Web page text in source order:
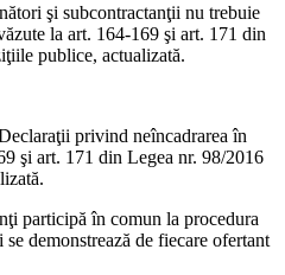
şi subcontractanţii nu trebuie
la art. 164-169 şi art. 171 din
publice, actualizată.
privind neîncadrarea în
şi art. 171 din Legea nr. 98/2016
participă în comun la procedura
demonstrează de fiecare ofertant